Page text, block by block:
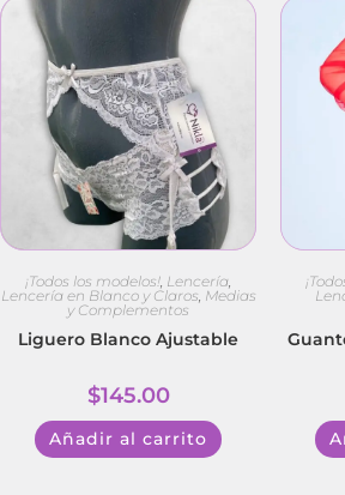
¡Todos los modelos!, Lencería,
Lencería en Blanco y Claros, Medias
y Complementos
Liguero Blanco Ajustable
$145.00
Añadir al carrito